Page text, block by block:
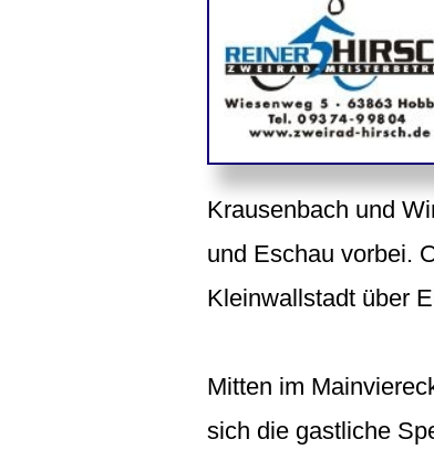
Krausenbach und
und Eschau vorbei.
Kleinwallstadt über
Mitten im
sich die gastliche